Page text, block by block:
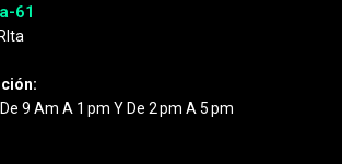
61
9 Am A 1 Pm Y De 2 Pm A 5 Pm